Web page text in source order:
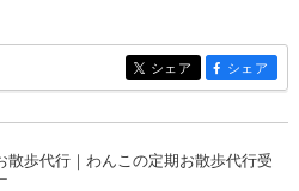
entry338
シェア entry338
シェア
散歩代行｜わんこの定期お散歩代行受